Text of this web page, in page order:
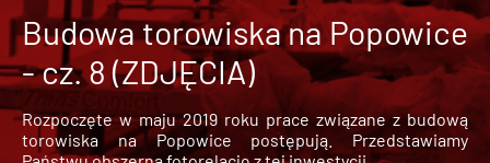
Budowa torowiska na Popowice
- cz. 8 (ZDJĘCIA)
Rozpoczęte w maju 2019 roku prace związane z budową
torowiska na Popowice
postępują. Przedstawiamy